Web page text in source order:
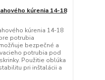
kúrenia 14-18
kúrenia 14-18
potrubia
bezpečné a
potrubia pod
Použitie oblúka
pri inštalácii a